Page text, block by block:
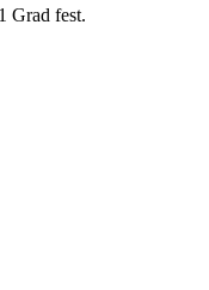
Grad fest.